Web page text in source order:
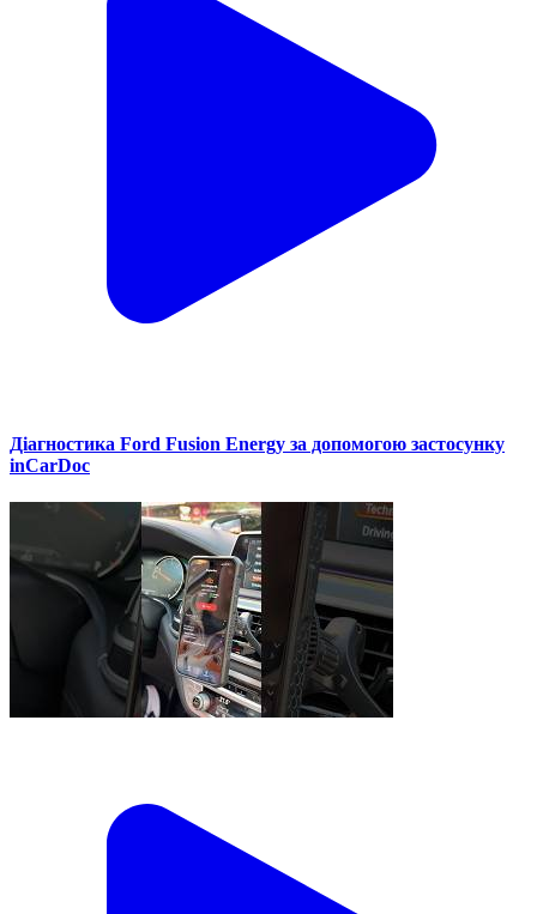
Діагностика Ford Fusion Energy за допомогою застосунку
inCarDoc